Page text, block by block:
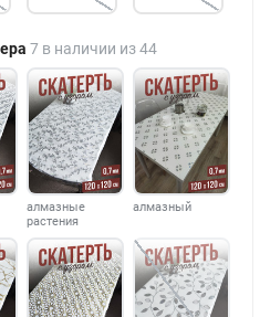
7 в наличии из 44
алмазные
растения
алмазный